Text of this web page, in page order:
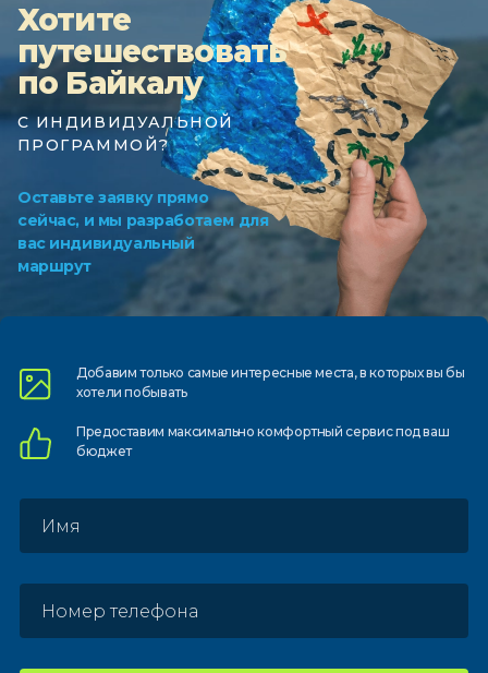
Хотите
путешествовать
по Байкалу
С ИНДИВИДУАЛЬНОЙ
ПРОГРАММОЙ?
Оставьте заявку прямо
сейчас, и мы разработаем для
вас индивидуальный
маршрут
Добавим только самыеинтересные места, в которыхвы бы
хотели побывать
Предоставим максимально комфортныйсервис под ваш
бюджет